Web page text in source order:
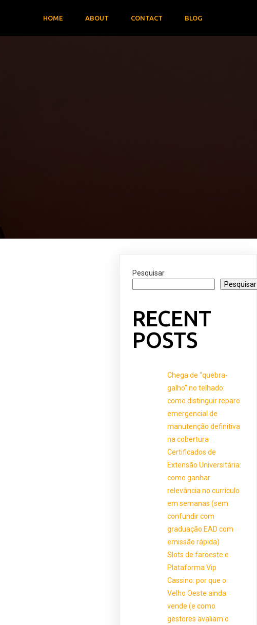
HOME ABOUT CONTACT BLOG
Pesquisar
Pesquisar
RECENT
POSTS
Chega de “quebra-
galho” no telhado:
como distinguir reparo
emergencial de
manutenção definitiva
na cobertura
Certificados de
Extensão Universitária:
como ganhar
relevância no currículo
em semanas (sem
confundir com
graduação EAD com
emissão rápida)
Slots de faroeste e
Plataforma Vip
Cassino: por que o
Velho Oeste ainda
vende (e como
gestores avaliam o